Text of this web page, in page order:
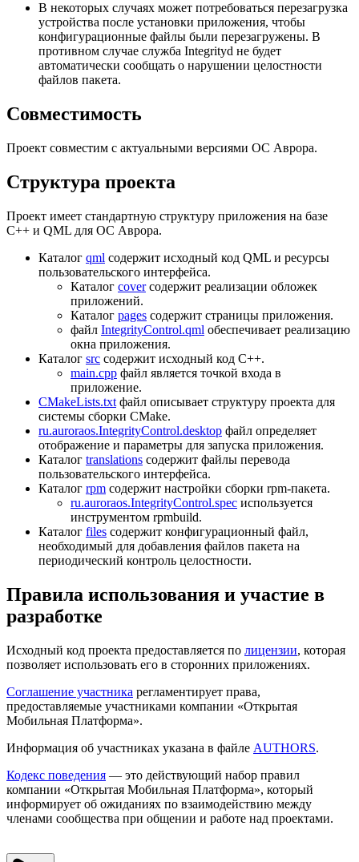
В некоторых случаях может потребоваться перезагрузка
устройства после установки приложения, чтобы
конфигурационные файлы были перезагружены. В
противном случае служба Integrityd не будет
автоматически сообщать о нарушении целостности
файлов пакета.
Совместимость
Проект совместим с актуальными версиями ОС Аврора.
Структура проекта
Проект имеет стандартную структуру приложения на базе
C++ и QML для ОС Аврора.
Каталог qml содержит исходный код QML и ресурсы
пользовательского интерфейса.
Каталог coverсодержит реализации обложек
приложений.
Каталог pages содержит страницы приложения.
файл IntegrityControl.qml обеспечивает реализацию
окна приложения.
Каталог src содержит исходный код C++.
main.cpp файл является точкой входа в
приложение.
CMakeLists.txt файл описывает структуру проекта для
системы сборки CMake.
ru.auroraos.IntegrityControl.desktop файл определяет
отображение и параметры для запуска приложения.
Каталог translations содержит файлы перевода
пользовательского интерфейса.
Каталог rpm содержит настройки сборки rpm-пакета.
ru.auroraos.IntegrityControl.spec используется
инструментом rpmbuild.
Каталог files содержит конфигурационный файл,
необходимый для добавления файлов пакета на
периодический контроль целостности.
Правила использования и участие в
разработке
Исходный код проекта предоставляется по лицензии, которая
позволяет использовать его в сторонних приложениях.
Соглашение участника регламентирует права,
предоставляемые участниками компании «Открытая
Мобильная Платформа».
Информация об участниках указана в файле AUTHORS.
Кодекс поведения — это действующий набор правил
компании «Открытая Мобильная Платформа», который
информирует об ожиданиях по взаимодействию между
членами сообщества при общении и работе над проектами.